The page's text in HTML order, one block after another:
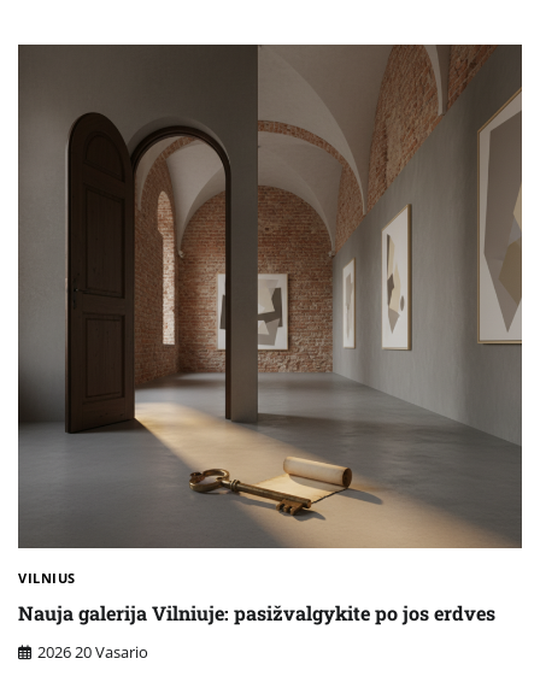
VILNIUS
Nauja galerija Vilniuje: pasižvalgykite po jos erdves
2026 20 Vasario